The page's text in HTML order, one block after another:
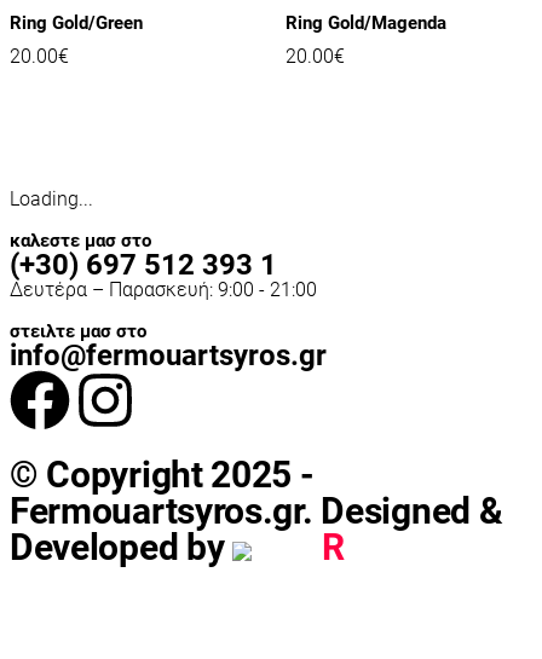
Ring Gold/Green
20.00€
Ring Gold/Magenda
20.00€
Loading...
καλεστε μασ στο
(+30) 697 512 393 1
Δευτέρα – Παρασκευή: 9:00 - 21:00
στειλτε μασ στο
info@fermouartsyros.gr
© Copyright 2025 -
Fermouartsyros.gr. Designed &
Developed by
Rabbit.gr